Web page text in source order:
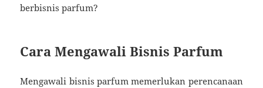
berbisnis parfum?
Cara Mengawali Bisnis Parfum
Mengawali bisnis parfum memerlukan perencanaan